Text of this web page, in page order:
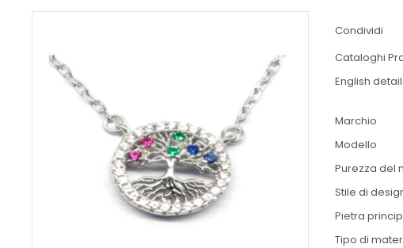
Condividi
Cataloghi
English
Marchio
Modello
Purezza del
Stile di
Pietra
Tipo di